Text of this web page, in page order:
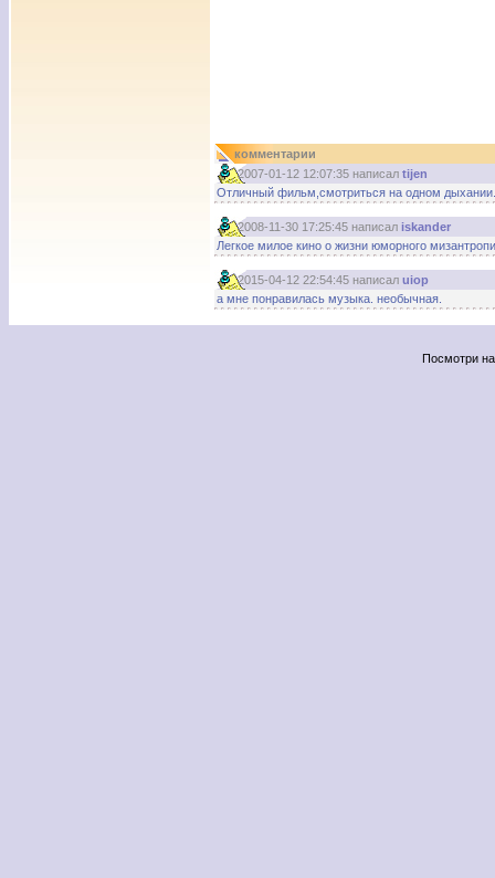
комментарии
2007-01-12 12:07:35 написал tijen
Отличный фильм,смотриться на одном дыхании.
2008-11-30 17:25:45 написал iskander
Легкое милое кино о жизни юморного
2015-04-12 22:54:45 написал uiop
а мне понравилась музыка. необычная.
Посмотри